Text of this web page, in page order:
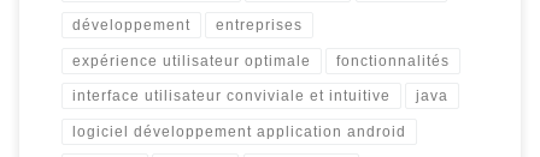
développement entreprises
expérience utilisateur optimale fonctionnalités
interface utilisateur conviviale et intuitive java
logiciel développement application android